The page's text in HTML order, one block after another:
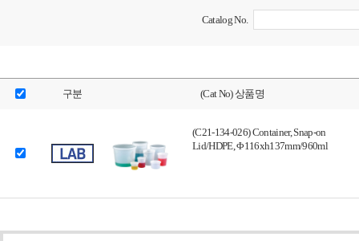
Catalog No.
구분 (Cat No) 상품명
(C21-134-026) Container, Snap-on
Lid/HDPE, Φ116xh137mm/960ml